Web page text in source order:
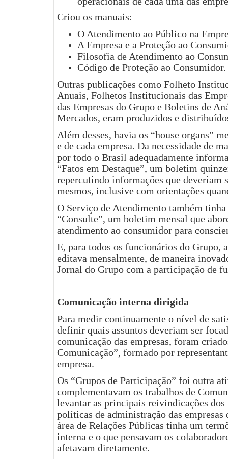
Criou os manuais:
O Atendimento ao Público na
A Empresa e a Proteção ao
Filosofia de Atendimento ao
Código de Proteção ao Consumidor.
Outras publicações como Folheto
Anuais, Folhetos Institucionais das
das Empresas do Grupo e Boletins de
Mercados, eram produzidos e
Além desses, havia os “house organs”
e de cada empresa. Da necessidade de
por todo o Brasil adequadamente
“Fatos em Destaque”, um boletim
repercutindo informações que deveriam
mesmos, inclusive com orientações
O Serviço de Atendimento também
“Consulte”, um boletim mensal que
atendimento ao consumidor para
E, para todos os funcionários do Grupo,
editava mensalmente, de maneira
Jornal do Grupo com a participação de
Comunicação interna dirigida
Para medir continuamente o nível de
definir quais assuntos deveriam ser
comunicação das empresas, foram
Comunicação”, formado por
empresa.
Os “Grupos de Participação” foi outra
complementavam os trabalhos de
levantar as principais reivindicações
políticas de administração das empresas
área de Relações Públicas tinha um
interna e o que pensavam os
afetavam diretamente.